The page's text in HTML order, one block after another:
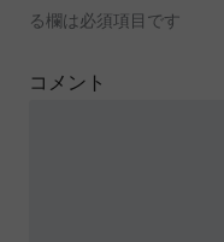
る欄は必須項目です
コメント